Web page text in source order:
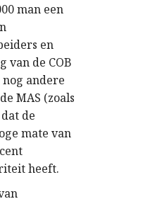
man een
en
van de COB
andere
MAS (zoals
de
mate van
heeft.